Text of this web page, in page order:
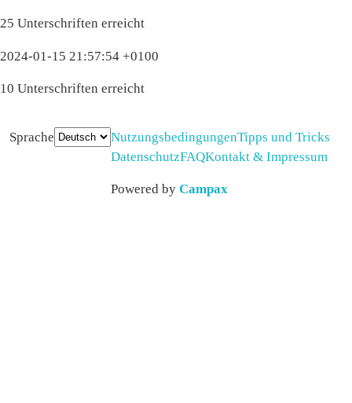
25 Unterschriften erreicht
2024-01-15 21:57:54 +0100
10 Unterschriften erreicht
Sprache NutzungsbedingungenTipps und Tricks
DatenschutzFAQKontakt & Impressum
Powered by Campax